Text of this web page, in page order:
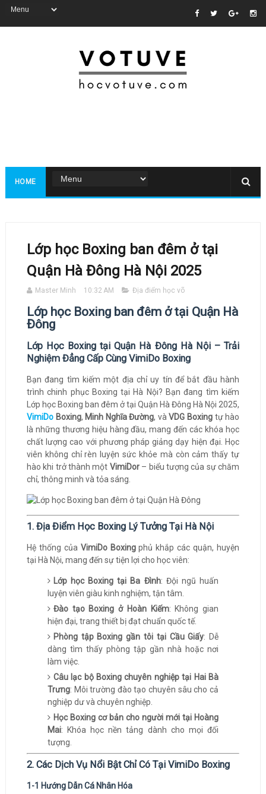
HOME
Lớp học Boxing ban đêm ở tại
Quận Hà Đông Hà Nội 2025
Master Minh 10:32 AM Địa điểm học võ
Lớp học Boxing ban đêm ở tại Quận Hà
Đông
Lớp Học Boxing tại Quận Hà Đông Hà Nội – Trải
Nghiệm Đẳng Cấp Cùng VimiDo Boxing
Bạn đang tìm kiếm một địa chỉ uy tín để bắt đầu hành
trình chinh phục Boxing tại Hà Nội? Bạn đang tìm kiếm
Lớp học Boxing ban đêm ở tại Quận Hà Đông Hà Nội 2025,
VimiDoBoxing, Minh Nghĩa Đường, vàVDG Boxingtự hào
là những thương hiệu hàng đầu, mang đến các khóa học
chất lượng cao với phương pháp giảng dạy hiện đại. Học
viên không chỉ rèn luyện sức khỏe mà còn cảm thấy tự
hào khi trở thành một VimiDor– biểu tượng của sự chăm
chỉ, thông minh và tỏa sáng.
1. Địa Điểm Học Boxing Lý Tưởng Tại Hà Nội
Hệ thống của VimiDo Boxingphủ khắp các quận, huyện
tại Hà Nội, mang đến sự tiện lợi cho học viên:
Lớp học Boxing tại Ba Đình: Đội ngũ huấn
luyện viên giàu kinh nghiệm, tận tâm.
Đào tạo Boxing ở Hoàn Kiếm: Không gian
hiện đại, trang thiết bị đạt chuẩn quốc tế.
Phòng tập Boxing gần tôi tại Cầu Giấy: Dễ
dàng tìm thấy phòng tập gần nhà hoặc nơi
làm việc.
Câu lạc bộ Boxing chuyên nghiệp tại Hai Bà
Trưng: Môi trường đào tạo chuyên sâu cho cả
nghiệp dư và chuyên nghiệp.
Học Boxing cơ bản cho người mới tại Hoàng
Mai: Khóa học nền tảng dành cho mọi đối
tượng.
2. Các Dịch Vụ Nổi Bật Chỉ Có Tại VimiDo Boxing
1-1 Hướng Dẫn Cá Nhân Hóa